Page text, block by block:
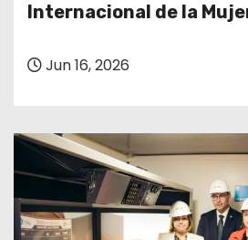
Internacional de la
Jun 16, 2026